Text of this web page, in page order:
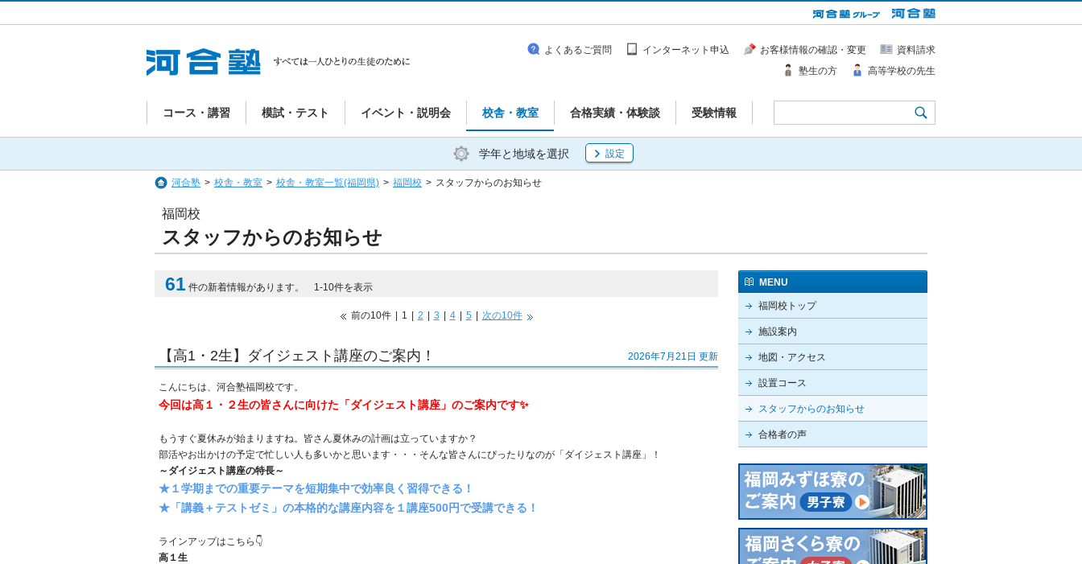
コース・講習 模試・テスト イベント・説明会 校舎・教室 合格実績・体験談 受験情報
よくあるご質問 インターネット申込 お客様情報の確認・変更
資料請求
塾生の方
高等学校の先生
学年と地域を選択 設定
河合塾 > 校舎・教室 > 校舎・教室一覧(福岡県) > 福岡校 > スタッフからのお知らせ
スタッフからのお知らせ
福岡校
61 件の新着情報があります。 1-10件を表示
前の10件 1 2 3 4 5 次の10件
【高1・2生】ダイジェスト講座のご案内！ 2026年7月21日 更新
こんにちは、河合塾福岡校です。
今回は高１・２生の皆さんに向けた「ダイジェスト講座」のご案内です✨
もうすぐ夏休みが始まりますね。皆さん夏休みの計画は立っていますか？
部活やお出かけの予定で忙しい人も多いかと思います・・・そんな皆さんにぴったりなのが「ダイジェスト講座」！
～ダイジェスト講座の特長～
★１学期までの重要テーマを短期集中で効率良く習得できる！
★「講義＋テストゼミ」の本格的な講座内容を１講座500円で受講できる！
ラインアップはこちら👇
高１生
MENU
福岡校トップ
施設案内
地図・アクセス
設置コース
スタッフからのお知らせ
合格者の声